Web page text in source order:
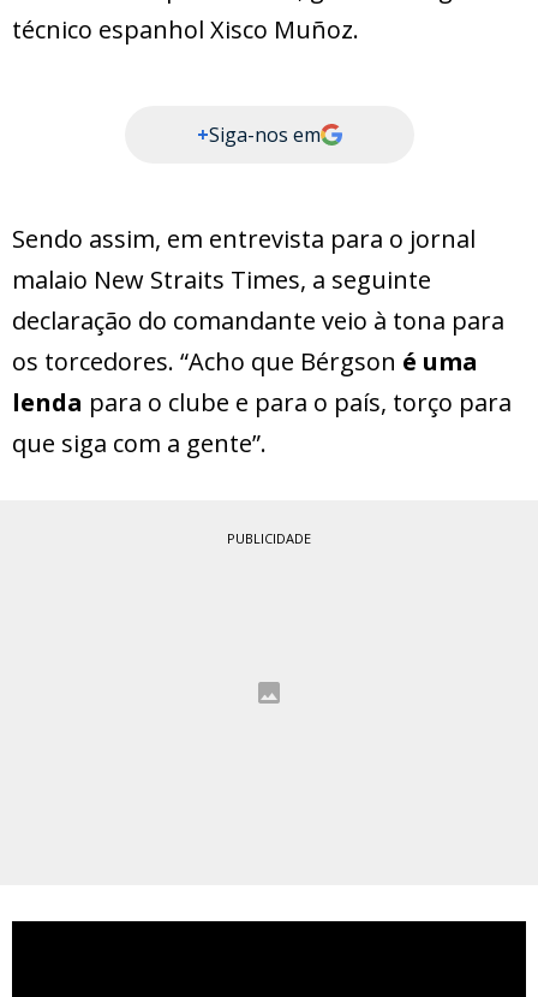
técnico espanhol Xisco Muñoz.
+Siga-nos em
Sendo assim, em entrevista para o jornal
malaio New Straits Times, a seguinte
declaração do comandante veio à tona para
os torcedores. “Acho que Bérgson é uma
lenda para o clube e para o país, torço para
que siga com a gente”.
PUBLICIDADE